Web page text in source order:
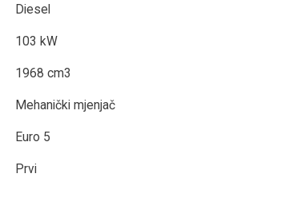
Diesel
103 kW
1968 cm3
Mehanički mjenjač
Euro 5
Prvi